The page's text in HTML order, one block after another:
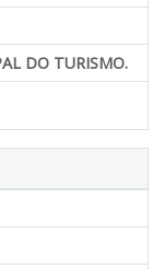
DO TURISMO.